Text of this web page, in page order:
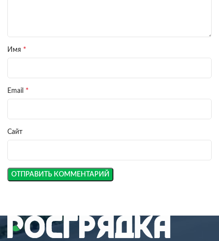
Имя *
Email *
Сайт